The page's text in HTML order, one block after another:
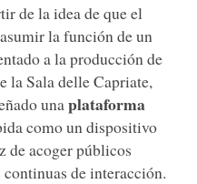
de la idea de que el
la función de un
a la producción de
la Sala delle Capriate,
una plataforma
como un dispositivo
de acoger públicos
de interacción.